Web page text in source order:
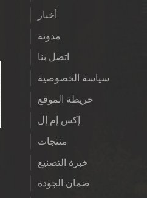
أخبار
مدونة
اتصل بنا
سياسة الخصوصية
خريطة الموقع
إكس إم إل
منتجات
خبرة التصنيع
ضمان الجودة